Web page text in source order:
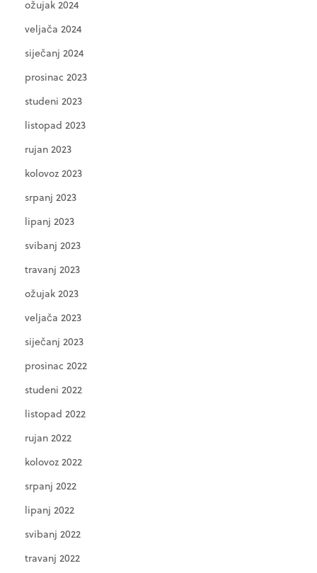
ožujak 2024
veljača 2024
siječanj 2024
prosinac 2023
studeni 2023
listopad 2023
rujan 2023
kolovoz 2023
srpanj 2023
lipanj 2023
svibanj 2023
travanj 2023
ožujak 2023
veljača 2023
siječanj 2023
prosinac 2022
studeni 2022
listopad 2022
rujan 2022
kolovoz 2022
srpanj 2022
lipanj 2022
svibanj 2022
travanj 2022